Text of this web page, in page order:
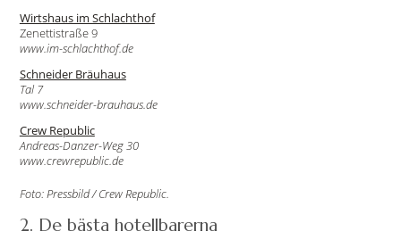
Wirtshaus im Schlachthof
Zenettistraße 9
www.im-schlachthof.de
Schneider Bräuhaus
Tal 7
www.schneider-brauhaus.de
Crew Republic
Andreas-Danzer-Weg 30
www.crewrepublic.de
Foto: Pressbild / Crew Republic.
2. De bästa hotellbarerna